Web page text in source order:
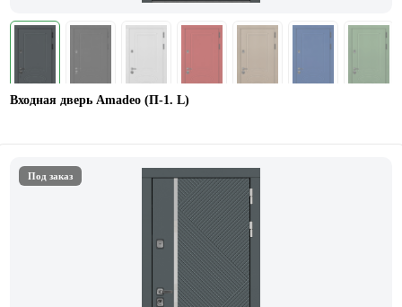
Входная дверь Amadeo (П-1. L)
Под заказ